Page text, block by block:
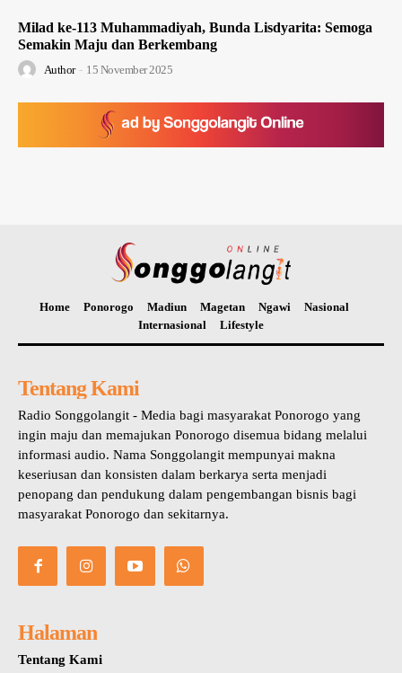
Milad ke-113 Muhammadiyah, Bunda Lisdyarita: Semoga
Semakin Maju dan Berkembang
Author - 15 November 2025
Home Ponorogo Madiun Magetan Ngawi
Nasional
Internasional
Lifestyle
Tentang Kami
Radio Songgolangit - Media bagi masyarakat Ponorogo yang
ingin maju dan memajukan Ponorogo disemua bidang melalui
informasi audio. Nama Songgolangit mempunyai makna
keseriusan dan konsisten dalam berkarya serta menjadi
penopang dan pendukung dalam pengembangan bisnis bagi
masyarakat Ponorogo dan sekitarnya.
Halaman
Tentang Kami